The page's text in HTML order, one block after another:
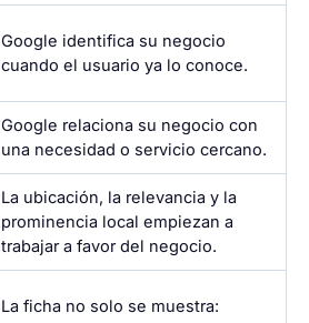
Google identifica su negocio
cuando el usuario ya lo conoce.
Google relaciona su negocio con
una necesidad o servicio cercano.
La ubicación, la relevancia y la
prominencia local empiezan a
trabajar a favor del negocio.
La ficha no solo se muestra: